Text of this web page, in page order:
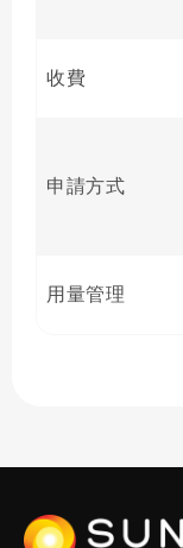
收費
申請方式
用量管理